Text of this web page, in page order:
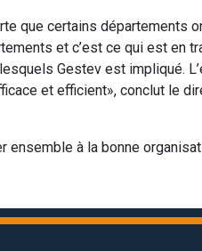
que certains départements
et c’est ce qui est en
Gestev est impliqué.
et efficient», conclut le
ensemble à la bonne